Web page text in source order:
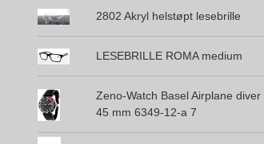
2802 Akryl helstøpt lesebrille
LESEBRILLE ROMA medium
Zeno-Watch Basel Airplane diver
45 mm 6349-12-a 7